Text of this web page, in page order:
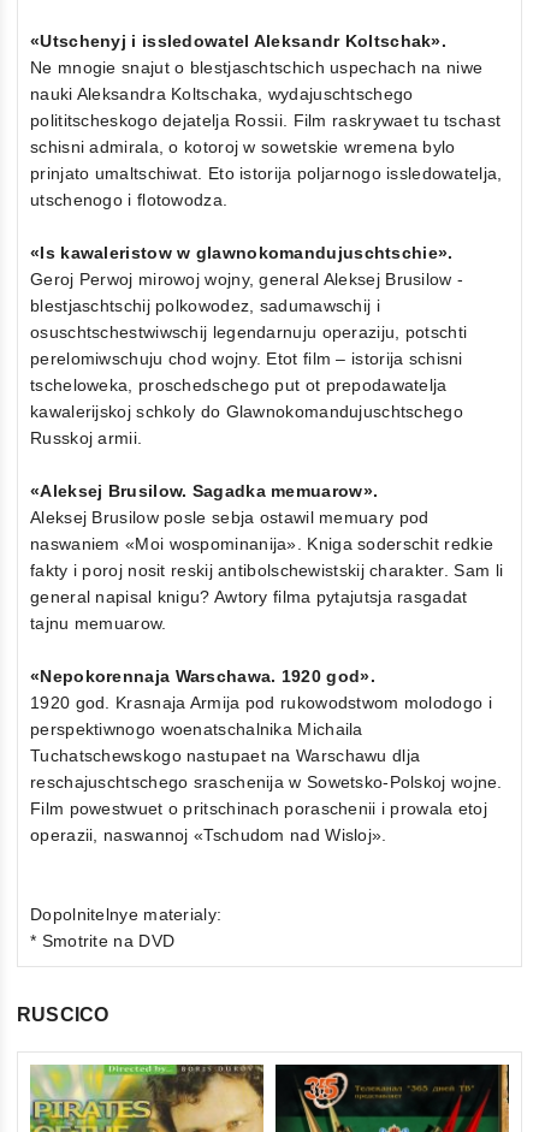
«Utschenyj i issledowatel Aleksandr Koltschak».
Ne mnogie snajut o blestjaschtschich uspechach na niwe
nauki Aleksandra Koltschaka, wydajuschtschego
polititscheskogo dejatelja Rossii. Film raskrywaet tu tschast
schisni admirala, o kotoroj w sowetskie wremena bylo
prinjato umaltschiwat. Eto istorija poljarnogo issledowatelja,
utschenogo i flotowodza.
«Is kawaleristow w glawnokomandujuschtschie».
Geroj Perwoj mirowoj wojny, general Aleksej Brusilow -
blestjaschtschij polkowodez, sadumawschij i
osuschtschestwiwschij legendarnuju operaziju, potschti
perelomiwschuju chod wojny. Etot film – istorija schisni
tscheloweka, proschedschego put ot prepodawatelja
kawalerijskoj schkoly do Glawnokomandujuschtschego
Russkoj armii.
«Aleksej Brusilow. Sagadka memuarow».
Aleksej Brusilow posle sebja ostawil memuary pod
naswaniem «Moi wospominanija». Kniga soderschit redkie
fakty i poroj nosit reskij antibolschewistskij charakter. Sam li
general napisal knigu? Awtory filma pytajutsja rasgadat
tajnu memuarow.
«Nepokorennaja Warschawa. 1920 god».
1920 god. Krasnaja Armija pod rukowodstwom molodogo i
perspektiwnogo woenatschalnika Michaila
Tuchatschewskogo nastupaet na Warschawu dlja
reschajuschtschego sraschenija w Sowetsko-Polskoj wojne.
Film powestwuet o pritschinach poraschenii i prowala etoj
operazii, naswannoj «Tschudom nad Wisloj».
Dopolnitelnye materialy:
* Smotrite na DVD
RUSCICO